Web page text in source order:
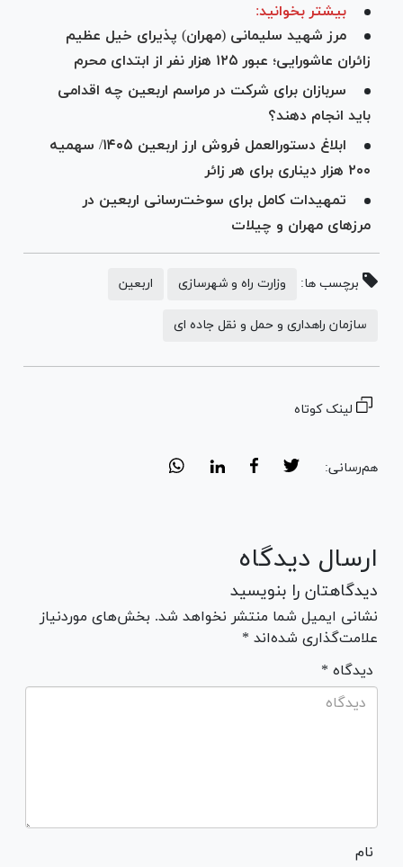
بیشتر بخوانید:
مرز شهید سلیمانی (مهران) پذیرای خیل عظیم
زائران عاشورایی؛ عبور ۱۲۵ هزار نفر از ابتدای محرم
سربازان برای شرکت در مراسم اربعین چه اقدامی
باید انجام دهند؟
ابلاغ دستورالعمل فروش ارز اربعین ۱۴۰۵/ سهمیه
۲۰۰ هزار دیناری برای هر زائر
تمهیدات کامل برای سوخت‌رسانی اربعین در
مرز‌های مهران و چیلات
برچسب ها: وزارت راه و شهرسازی اربعین
سازمان راهداری و حمل و نقل جاده ای
لینک کوتاه
هم‌رسانی:
ارسال دیدگاه
دیدگاهتان را بنویسید
نشانی ایمیل شما منتشر نخواهد شد. بخش‌های موردنیاز
علامت‌گذاری شده‌اند *
* دیدگاه
نام